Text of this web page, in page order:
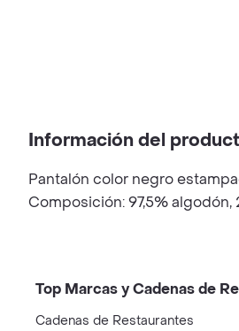
Información del
Pantalón color negro
Composición: 97,5%
Top Marcas y Cadenas de
Cadenas de Restaurantes